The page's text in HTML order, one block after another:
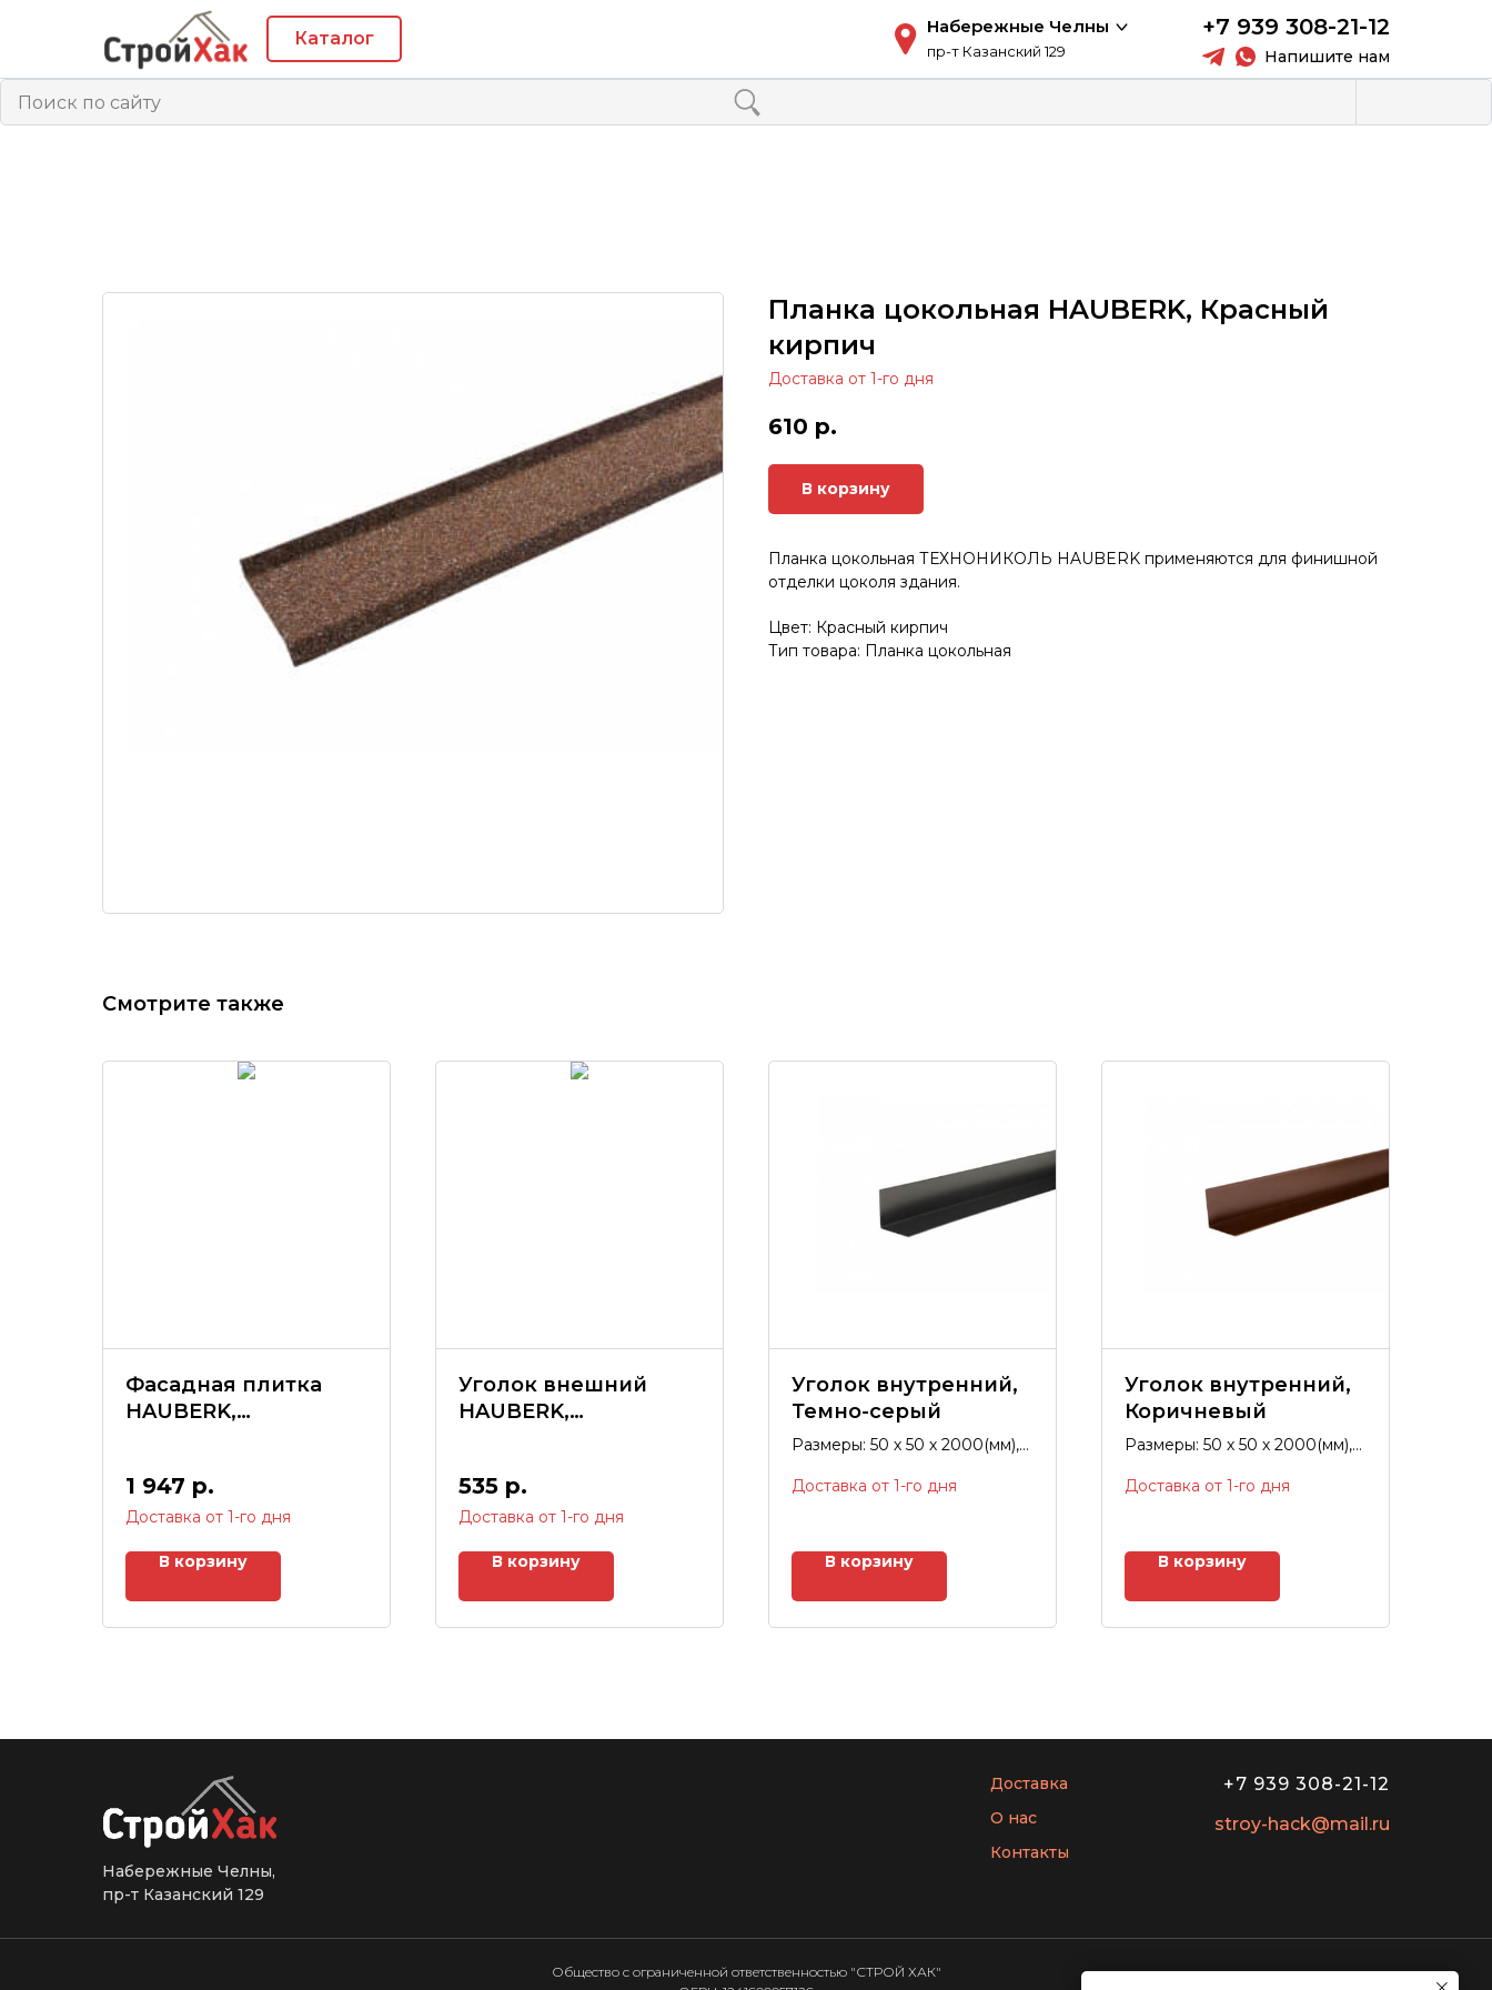
Каталог
пр-т Казанский 129
Набережные Челны +7 939 308-21-12
Напишите нам
Планка цокольная HAUBERK, Красный
кирпич
Доставка от 1-го дня
610 р.
В корзину
Планка цокольная ТЕХНОНИКОЛЬ HAUBERK применяются для финишной
отделки цоколя здания.
Цвет: Красный кирпич
Тип товара: Планка цокольная
Смотрите также
Фасадная плитка
HAUBERK,
(1уп=2м2)
Доставка от 1-го дня
1 947 р.
В корзину
Уголок внешний
HAUBERK,
50*50*1250(мм)
Доставка от 1-го дня
535 р.
В корзину
Уголок внутренний,
Темно-серый
Доставка от 1-го дня
Размеры: 50 х 50 х 2000(мм),
В корзину
Уголок внутренний,
Коричневый
Доставка от 1-го дня
Размеры: 50 х 50 х 2000(мм),
В корзину
Набережные Челны,
пр-т Казанский 129
Доставка
О нас
Контакты
+7 939 308-21-12
stroy-hack@mail.ru
Общество с ограниченной ответственностью "СТРОЙ ХАК"